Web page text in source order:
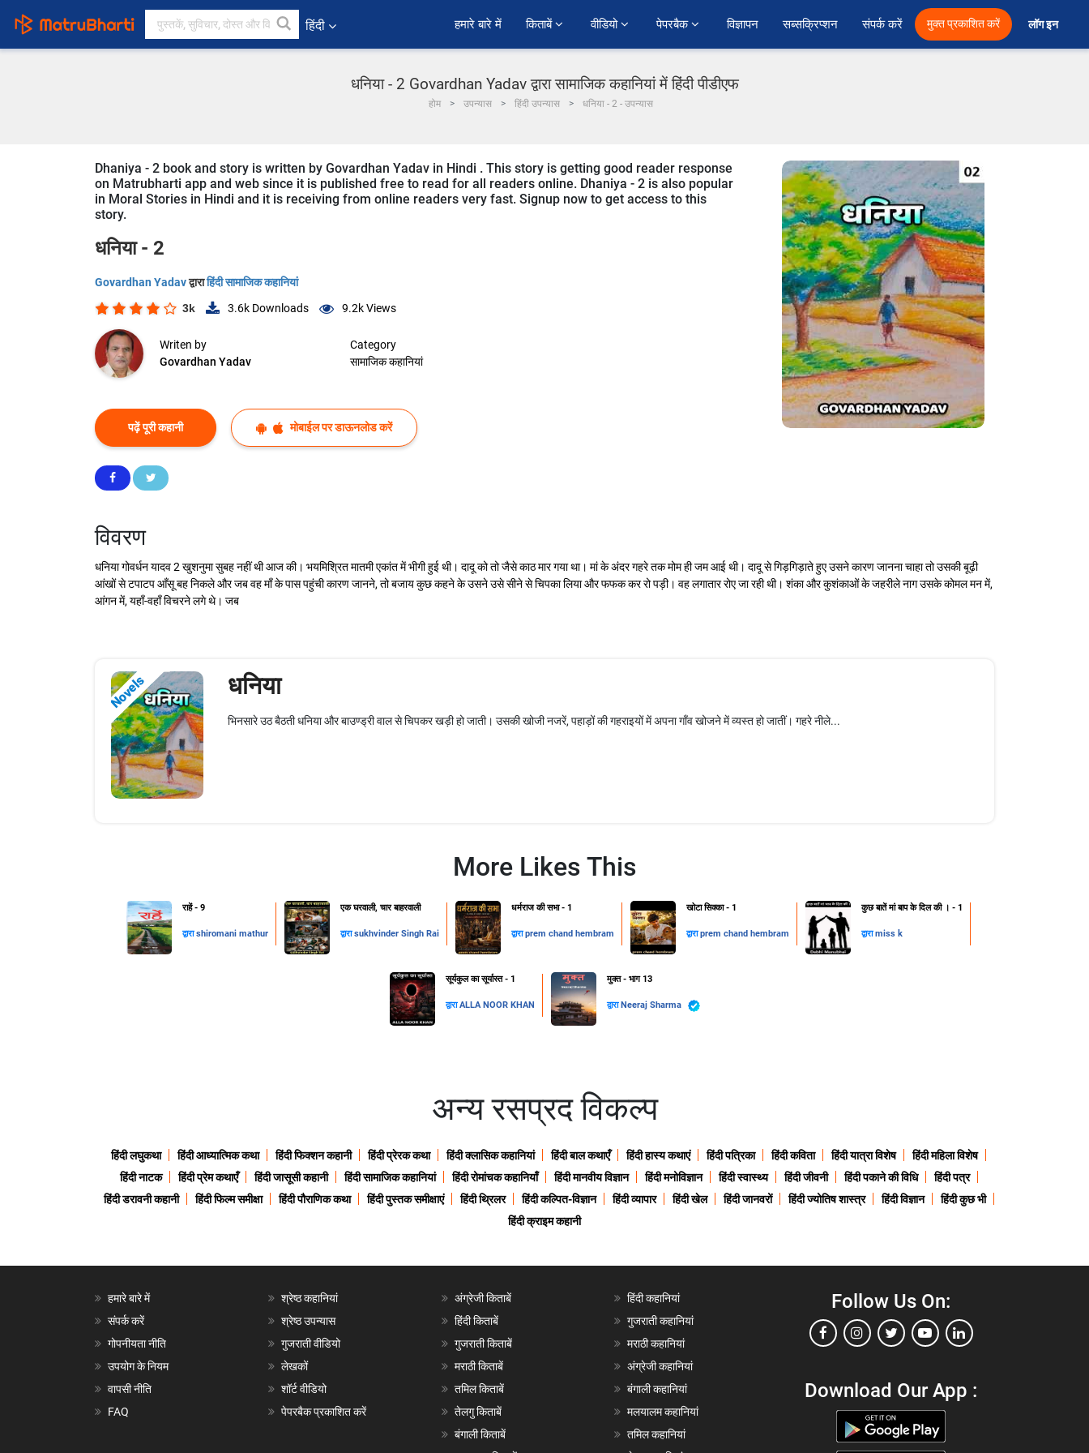
हिंदी हमारे बारे में किताबें वीडियो पेपरबैक विज्ञापन सब्सक्रिप्शन संपर्क करें मुक्त प्रकाशित करें लॉग इन
धनिया - 2 Govardhan Yadav द्वारा सामाजिक कहानियां में हिंदी पीडीएफ
होम उपन्यास हिंदी उपन्यास धनिया - 2 - उपन्यास
Dhaniya - 2 book and story is written by Govardhan Yadav in Hindi . This story is getting good reader response
on Matrubharti app and web since it is published free to read for all readers online. Dhaniya - 2 is also popular
in Moral Stories in Hindi and it is receiving from online readers very fast. Signup now to get access to this
story.
धनिया - 2
Govardhan Yadavद्वाराहिंदी सामाजिक कहानियां
3k 3.6k Downloads 9.2kViews
Writen by
Govardhan Yadav
Category
सामाजिक कहानियां
पढ़ें पूरी कहानी मोबाईल पर डाऊनलोड करें
विवरण
धनिया गोवर्धन यादव 2 खुशनुमा सुबह नहीं थी आज की। भयमिश्रित मातमी एकांत में भीगी हुई थी। दादू को तो जैसे काठ मार गया था। मां के अंदर गहरे तक मोम ही जम आई थी। दादू से गिड़गिड़ाते हुए उसने कारण जानना चाहा तो उसकी बूढ़ी
आंखों से टपाटप आँसू बह निकले और जब वह माँ के पास पहुंची कारण जानने, तो बजाय कुछ कहने के उसने उसे सीने से चिपका लिया और फफक कर रो पड़ी। वह लगातार रोए जा रही थी। शंका और कुशंकाओं के जहरीले नाग उसके कोमल मन में,
आंगन में, यहाँ-वहाँ विचरने लगे थे। जब
Novels धनिया
भिनसारे उठ बैठती धनिया और बाउण्ड्री वाल से चिपकर खड़ी हो जाती। उसकी खोजी नजरें, पहाड़ों की गहराइयों में अपना गाँव खोजने में व्यस्त हो जातीं। गहरे नीले...
More Likes This
राहें - 9
द्वाराshiromani mathur
एक घरवाली, चार बाहरवाली
द्वाराsukhvinder Singh Rai
धर्मराज की सभा - 1
द्वाराprem chand hembram
खोटा सिक्का - 1
द्वाराprem chand hembram
कुछ बातें मां बाप के दिल की । - 1
द्वाराmiss k
सूर्यकुल का सूर्यास्त - 1
द्वाराALLA NOOR KHAN
मुक्त - भाग 13
द्वारा Neeraj Sharma
अन्य रसप्रद विकल्प
हिंदी लघुकथा हिंदी आध्यात्मिक कथा हिंदी फिक्शन कहानी हिंदी प्रेरक कथा हिंदी क्लासिक कहानियां हिंदी बाल कथाएँ हिंदी हास्य कथाएं हिंदी पत्रिका हिंदी कविता हिंदी यात्रा विशेष
हिंदी महिला विशेष
हिंदी नाटक
हिंदी प्रेम कथाएँ हिंदी जासूसी कहानी हिंदी सामाजिक कहानियां हिंदी रोमांचक कहानियाँ हिंदी मानवीय विज्ञान हिंदी मनोविज्ञान हिंदी स्वास्थ्य हिंदी जीवनी हिंदी पकाने की विधि
हिंदी पत्र
हिंदी डरावनी कहानी
हिंदी फिल्म समीक्षा हिंदी पौराणिक कथा हिंदी पुस्तक समीक्षाएं हिंदी थ्रिलर हिंदी कल्पित-विज्ञान हिंदी व्यापार हिंदी खेल हिंदी जानवरों हिंदी ज्योतिष शास्त्र हिंदी विज्ञान
हिंदी कुछ भी
हिंदी क्राइम कहानी
हमारे बारे में
संपर्क करें
गोपनीयता नीति
उपयोग के नियम
वापसी नीति
FAQ
श्रेष्ठ कहानियां
श्रेष्ठ उपन्यास
गुजराती वीडियो
लेखकों
शॉर्ट वीडियो
पेपरबैक प्रकाशित करें
अंग्रेजी किताबें
हिंदी किताबें
गुजराती किताबें
मराठी किताबें
तमिल किताबें
तेलगु किताबें
बंगाली किताबें
हिंदी कहानियां
गुजराती कहानियां
मराठी कहानियां
अंग्रेजी कहानियां
बंगाली कहानियां
मलयालम कहानियां
तमिल कहानियां
Follow Us On:
Download Our App :